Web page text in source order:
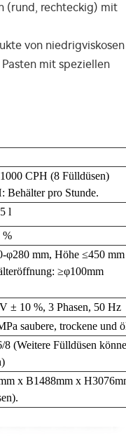
(rund, rechteckig) mit
von niedrigviskosen
mit speziellen
CPH (8 Fülldüsen)
Behälter pro Stunde.
l
%
φ280 mm, Höhe ≤450 mm
≥φ100mm
± 10 %, 3 Phasen, 50 Hz
saubere, trockene und
8 (Weitere Fülldüsen
x B1488mm x